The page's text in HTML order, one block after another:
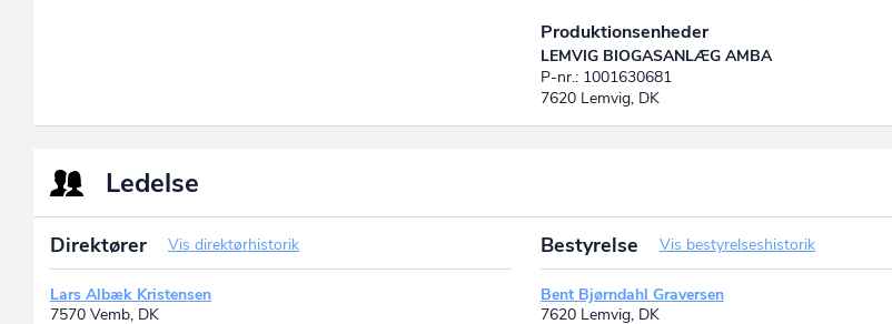
Produktionsenheder
LEMVIG BIOGASANLÆG AMBA
P-nr.: 1001630681
7620 Lemvig, DK
Ledelse
Direktører Vis direktørhistorik
Lars Albæk Kristensen
7570 Vemb, DK
Bestyrelse Vis bestyrelseshistorik
Bent Bjørndahl Graversen
7620 Lemvig, DK